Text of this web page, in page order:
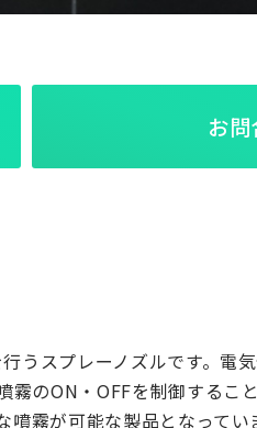
お
うスプレーノズルです。電
のON・OFFを制御するこ
霧が可能な製品となってい